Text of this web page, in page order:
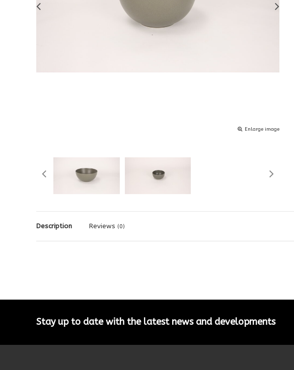
Enlarge image
Description Reviews (0)
Stay up to date with the latest news and developments